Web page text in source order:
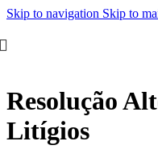
Skip to navigation Skip to
Resolução
Litígios